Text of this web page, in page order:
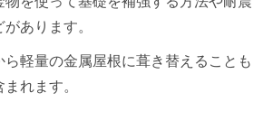
あります。
軽量の金属屋根に葺き替えることも
れます。